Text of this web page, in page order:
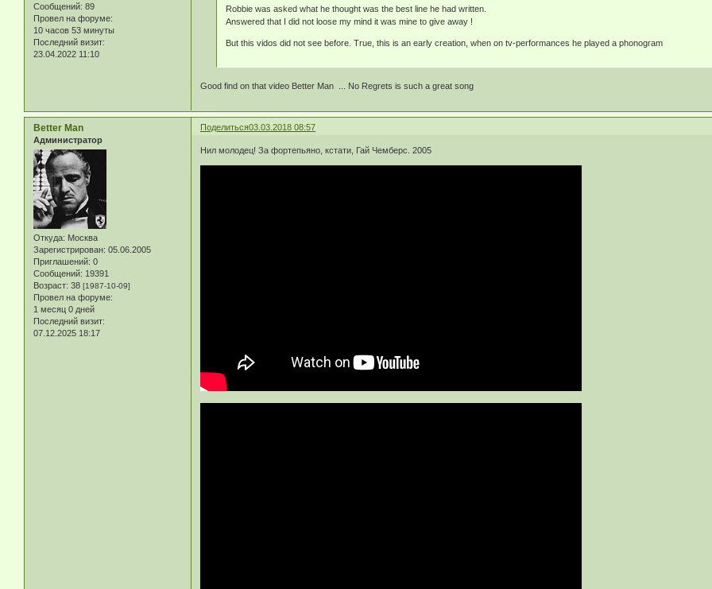
Сообщений: 89
Провел на форуме:
10 часов 53 минуты
Последний визит:
23.04.2022 11:10
Robbie was asked what he thought was the best line he had written.
Answered that I did not loose my mind it was mine to give away !
But this vidos did not see before. True, this is an early creation, when on tv-performances he played a phonogram
Good find on that video Better Man ... No Regrets is such a great song
Поделиться03.03.2018 08:57
Better Man
Администратор
Откуда: Москва
Зарегистрирован: 05.06.2005
Приглашений: 0
Сообщений: 19391
Возраст: 38 [1987-10-09]
Провел на форуме:
1 месяц 0 дней
Последний визит:
07.12.2025 18:17
Нил молодец! За фортепьяно, кстати, Гай Чемберс. 2005